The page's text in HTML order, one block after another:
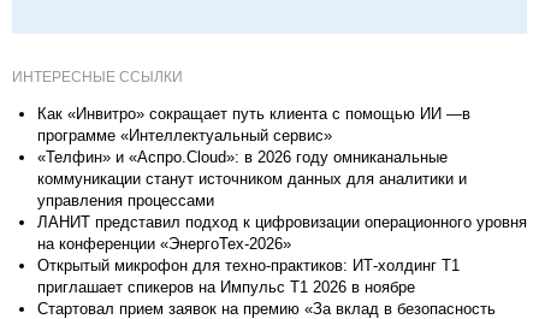
ИНТЕРЕСНЫЕ ССЫЛКИ
Как «Инвитро» сокращает путь клиента с помощью ИИ —в
программе «Интеллектуальный сервис»
«Телфин» и «Аспро.Cloud»: в 2026 году омниканальные
коммуникации станут источником данных для аналитики и
управления процессами
ЛАНИТ представил подход к цифровизации операционного уровня
на конференции «ЭнергоТех-2026»
Открытый микрофон для техно-практиков: ИТ-холдинг Т1
приглашает спикеров на Импульс Т1 2026 в ноябре
Стартовал прием заявок на премию «За вклад в безопасность